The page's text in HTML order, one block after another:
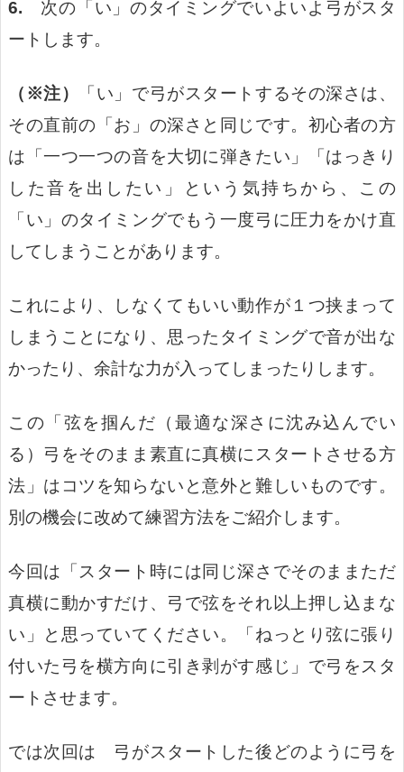
6. 次の「い」のタイミングでいよいよ弓がスタ
ートします。
（※注）
「い」で弓がスタートするその深さは、
その直前の「お」の深さと同じです。初心者の方
は「一つ一つの音を大切に弾きたい」「はっきり
した音を出したい」という気持ちから、この
「い」のタイミングでもう一度弓に圧力をかけ直
してしまうことがあります。
これにより、しなくてもいい動作が１つ挟まって
しまうことになり、思ったタイミングで音が出な
かったり、余計な力が入ってしまったりします。
この「弦を掴んだ（最適な深さに沈み込んでい
る）弓をそのまま素直に真横にスタートさせる方
法」はコツを知らないと意外と難しいものです。
別の機会に改めて練習方法をご紹介します。
今回は「スタート時には同じ深さでそのままただ
真横に動かすだけ、弓で弦をそれ以上押し込まな
い」と思っていてください。「ねっとり弦に張り
付いた弓を横方向に引き剥がす感じ」で弓をスタ
ートさせます。
では次回は 弓がスタートした後どのように弓を